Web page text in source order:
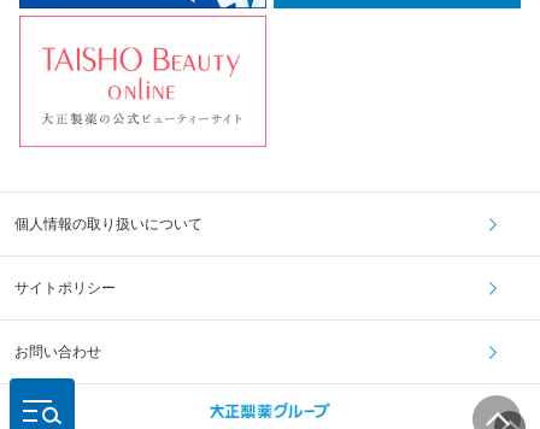
個人情報の取り扱いについて
サイトポリシー
お問い合わせ